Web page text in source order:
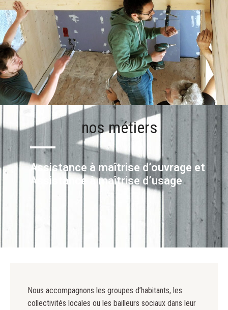
nos métiers
Assistance à maîtrise d’ouvrage et
Assistance à maîtrise d’usage
Nous accompagnons les groupes d’habitants, les
collectivités locales ou les bailleurs sociaux dans leur